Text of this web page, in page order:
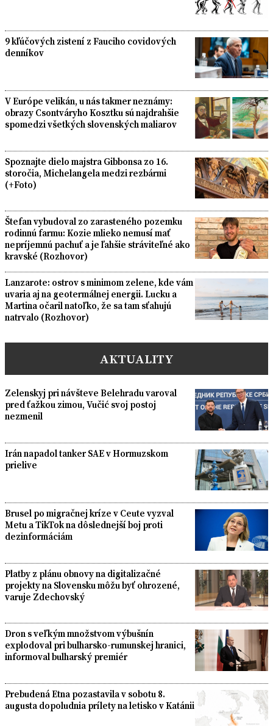
9 kľúčových zistení z Fauciho covidových
denníkov
V Európe velikán, u nás takmer neznámy:
obrazy Csontváryho Kosztku sú najdrahšie
spomedzi všetkých slovenských maliarov
Spoznajte dielo majstra Gibbonsa zo 16.
storočia, Michelangela medzi rezbármi
(+Foto)
Štefan vybudoval zo zarasteného pozemku
rodinnú farmu: Kozie mlieko nemusí mať
nepríjemnú pachuť a je ľahšie stráviteľné ako
kravské (Rozhovor)
Lanzarote: ostrov s minimom zelene, kde vám
uvaria aj na geotermálnej energii. Lucku a
Martina očaril natoľko, že sa tam sťahujú
natrvalo (Rozhovor)
AKTUALITY
Zelenskyj pri návšteve Belehradu varoval
pred ťažkou zimou, Vučić svoj postoj
nezmenil
Irán napadol tanker SAE v Hormuzskom
prielive
Brusel po migračnej kríze v Ceute vyzval
Metu a TikTok na dôslednejší boj proti
dezinformáciám
Platby z plánu obnovy na digitalizačné
projekty na Slovensku môžu byť ohrozené,
varuje Zdechovský
Dron s veľkým množstvom výbušnín
explodoval pri bulharsko-rumunskej hranici,
informoval bulharský premiér
Prebudená Etna pozastavila v sobotu 8.
augusta dopoludnia prílety na letisko v Katánii